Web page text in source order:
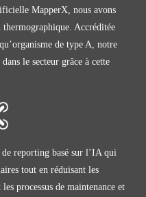
MapperX, nous avons
thermographique. Accréditée
de type A, notre
le secteur grâce à cette
reporting basé sur l’IA qui
tout en réduisant les
processus de maintenance et